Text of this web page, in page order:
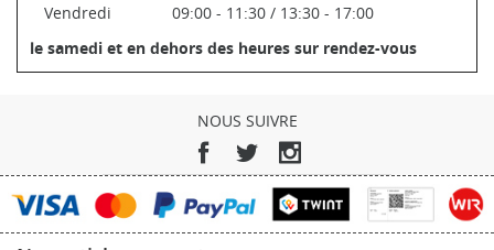
Vendredi
09:00 - 11:30 / 13:30 - 17:00
le samedi et en dehors des heures sur rendez-vous
NOUS SUIVRE
Facebook
TwitterInstagram